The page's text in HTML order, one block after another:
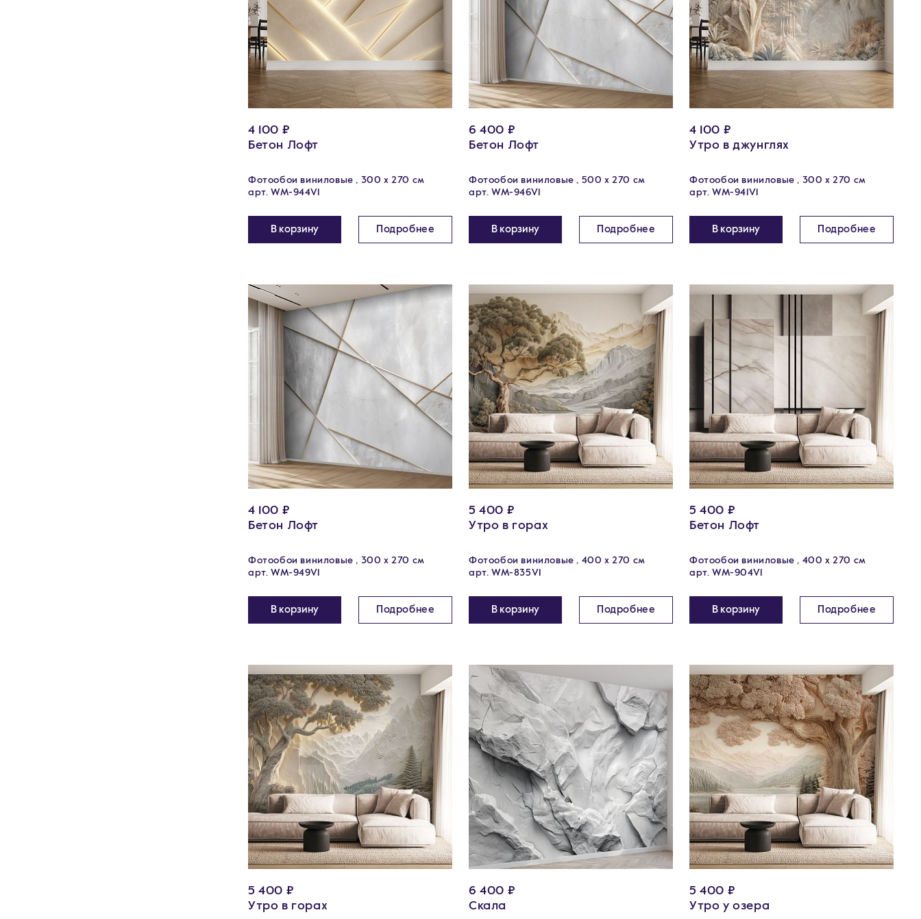
4 100 ₽
Бетон Лофт
Фотообои виниловые , 300 х 270 см
арт. WM-944V1
В корзину Подробнее
6 400 ₽
Бетон Лофт
Фотообои виниловые , 500 х 270 см
арт. WM-946V1
В корзину Подробнее
4 100 ₽
Утро в джунглях
Фотообои виниловые , 300 х 270 см
арт. WM-941V1
В корзину Подробнее
4 100 ₽
Бетон Лофт
Фотообои виниловые , 300 х 270 см
арт. WM-949V1
В корзину Подробнее
5 400 ₽
Утро в горах
Фотообои виниловые , 400 х 270 см
арт. WM-835V1
В корзину Подробнее
5 400 ₽
Бетон Лофт
Фотообои виниловые , 400 х 270 см
арт. WM-904V1
В корзину Подробнее
5 400 ₽
Утро в горах
6 400 ₽
Скала
5 400 ₽
Утро у озера